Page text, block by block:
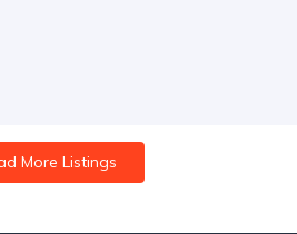
More Listings